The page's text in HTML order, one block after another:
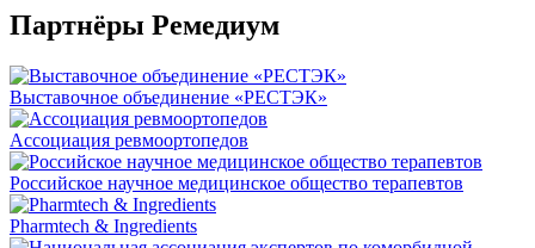
Партнёры Ремедиум
Выставочное объединение «РЕСТЭК»
Ассоциация ревмоортопедов
Российское научное медицинское общество терапевтов
Pharmtech & Ingredients